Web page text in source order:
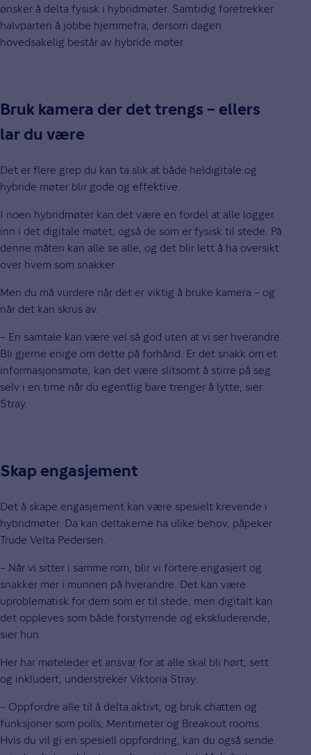
ønsker å delta fysisk i hybridmøter. Samtidig foretrekker
halvparten å jobbe hjemmefra, dersom dagen
hovedsakelig består av hybride møter.
Bruk kamera der det trengs – ellers
lar du være
Det er flere grep du kan ta slik at både heldigitale og
hybride møter blir gode og effektive.
I noen hybridmøter kan det være en fordel at alle logger
inn i det digitale møtet, også de som er fysisk til stede. På
denne måten kan alle se alle, og det blir lett å ha oversikt
over hvem som snakker.
Men du må vurdere når det er viktig å bruke kamera – og
når det kan skrus av.
– En samtale kan være vel så god uten at vi ser hverandre.
Bli gjerne enige om dette på forhånd. Er det snakk om et
informasjonsmøte, kan det være slitsomt å stirre på seg
selv i en time når du egentlig bare trenger å lytte, sier
Stray.
Skap engasjement
Det å skape engasjement kan være spesielt krevende i
hybridmøter. Da kan deltakerne ha ulike behov, påpeker
Trude Velta Pedersen.
– Når vi sitter i samme rom, blir vi fortere engasjert og
snakker mer i munnen på hverandre. Det kan være
uproblematisk for dem som er til stede, men digitalt kan
det oppleves som både forstyrrende og ekskluderende,
sier hun.
Her har møteleder et ansvar for at alle skal bli hørt, sett
og inkludert, understreker Viktoria Stray.
– Oppfordre alle til å delta aktivt, og bruk chatten og
funksjoner som polls, Mentimeter og Breakout rooms.
Hvis du vil gi en spesiell oppfordring, kan du også sende